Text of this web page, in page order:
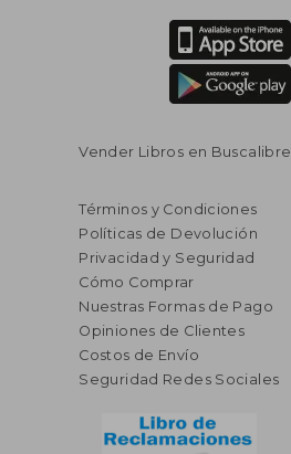
Vender Libros en Buscalibre
Términos y Condiciones
Políticas de Devolución
Privacidad y Seguridad
Cómo Comprar
Nuestras Formas de Pago
Opiniones de Clientes
Costos de Envío
Seguridad Redes Sociales